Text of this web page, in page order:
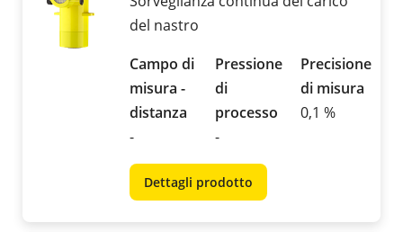
del nastro
Campo di
misura -
distanza
-
Pressione
di
processo
-
Precisione
di misura
0,1 %
Dettagli prodotto